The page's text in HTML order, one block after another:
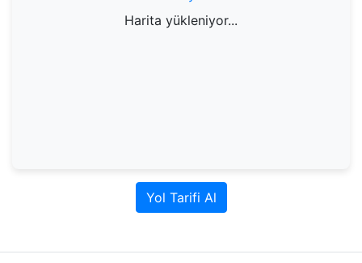
Harita yükleniyor...
Yol Tarifi Al